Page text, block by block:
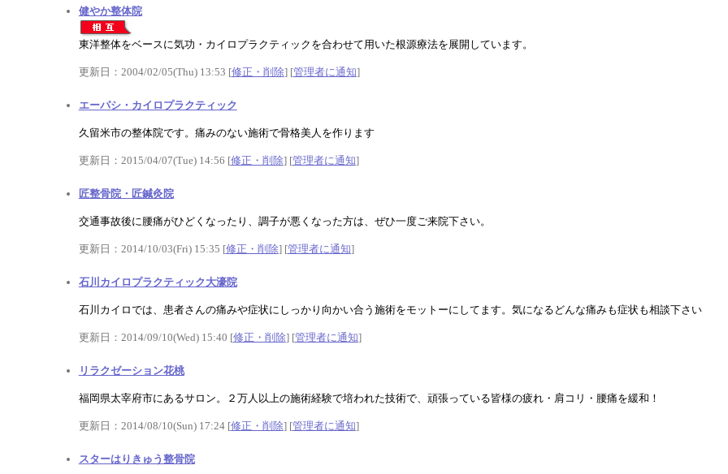
健やか整体院
東洋整体をベースに気功・カイロプラクティックを合わせて用いた根源療法を展開しています。
更新日：2004/02/05(Thu) 13:53 [修正・削除] [管理者に通知]
エーパシ・カイロプラクティック
久留米市の整体院です。痛みのない施術で骨格美人を作ります
更新日：2015/04/07(Tue) 14:56 [修正・削除] [管理者に通知]
匠整骨院・匠鍼灸院
交通事故後に腰痛がひどくなったり、調子が悪くなった方は、ぜひ一度ご来院下さい。
更新日：2014/10/03(Fri) 15:35 [修正・削除] [管理者に通知]
石川カイロプラクティック大濠院
石川カイロでは、患者さんの痛みや症状にしっかり向かい合う施術をモットーにしてます。気になるどんな痛みも症状も相談下さい
更新日：2014/09/10(Wed) 15:40 [修正・削除] [管理者に通知]
リラクゼーション花桃
福岡県太宰府市にあるサロン。２万人以上の施術経験で培われた技術で、頑張っている皆様の疲れ・肩コリ・腰痛を緩和！
更新日：2014/08/10(Sun) 17:24 [修正・削除] [管理者に通知]
スターはりきゅう整骨院